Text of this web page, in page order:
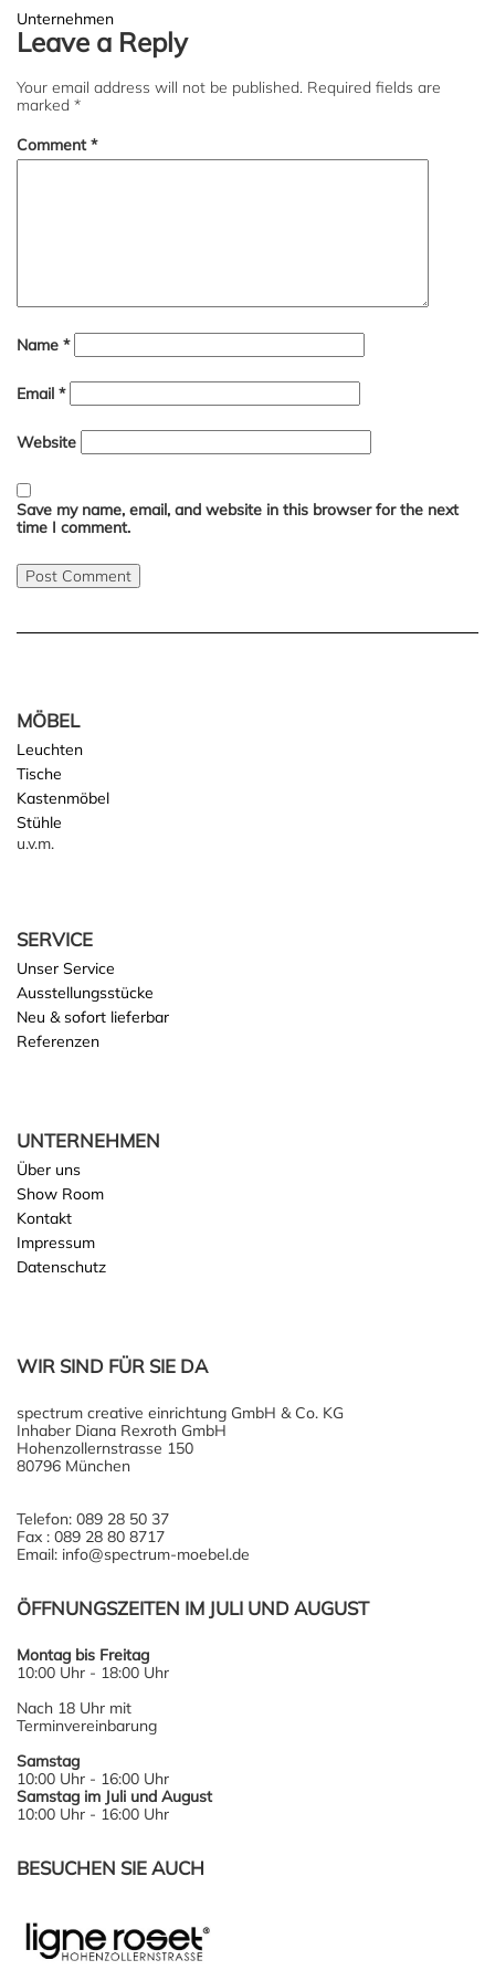
Post
navigation
Unternehmen
Leave a Reply
Your email address will not be published. Required fields are
marked *
Comment*
Name *
Email *
Website
Save my name, email, and website in this browser for the next
time I comment.
MÖBEL
Leuchten
Tische
Kastenmöbel
Stühle
u.v.m.
SERVICE
Unser Service
Ausstellungsstücke
Neu & sofort lieferbar
Referenzen
UNTERNEHMEN
Über uns
Show Room
Kontakt
Impressum
Datenschutz
WIR SIND FÜR SIE DA
spectrum creative einrichtung GmbH & Co. KG
Inhaber Diana Rexroth GmbH
Hohenzollernstrasse 150
80796 München
Telefon: 089 28 50 37
Fax : 089 28 80 8717
Email: info@spectrum-moebel.de
ÖFFNUNGSZEITEN IM JULI UND AUGUST
Montag bis Freitag
10:00 Uhr - 18:00 Uhr
Nach 18 Uhr mit
Terminvereinbarung
Samstag
10:00 Uhr - 16:00 Uhr
Samstag im Juli und August
10:00 Uhr - 16:00 Uhr
BESUCHEN SIE AUCH